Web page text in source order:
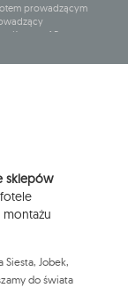
prowadzącym
Krzysztof Baran
do
osobowych,
prawo do
zgody w
przetwarzania,
W tym celu
Interactive pod
sklepów
Siesta, Jobek,
do świata